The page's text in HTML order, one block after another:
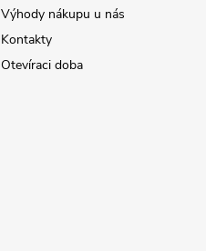
Výhody nákupu u nás
Kontakty
Otevíraci doba